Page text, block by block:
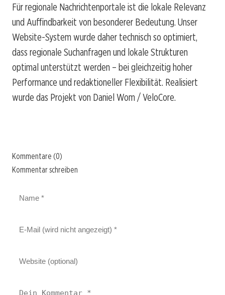
Für regionale Nachrichtenportale ist die lokale Relevanz
und Auffindbarkeit von besonderer Bedeutung. Unser
Website-System wurde daher technisch so optimiert,
dass regionale Suchanfragen und lokale Strukturen
optimal unterstützt werden – bei gleichzeitig hoher
Performance und redaktioneller Flexibilität. Realisiert
wurde das Projekt von Daniel Wom / VeloCore.
Kommentare (0)
Kommentar schreiben